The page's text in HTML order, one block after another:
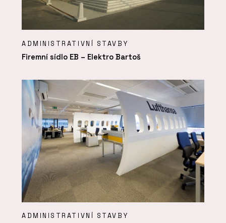
ADMINISTRATIVNÍ STAVBY
Firemní sídlo EB – Elektro Bartoš
ADMINISTRATIVNÍ STAVBY